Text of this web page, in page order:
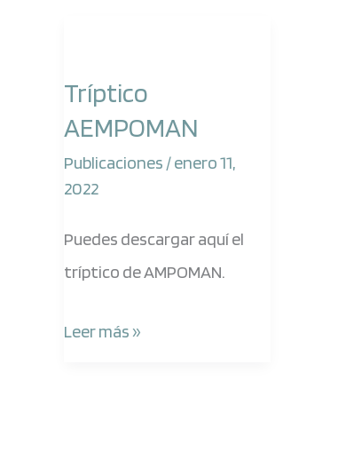
Tríptico
AEMPOMAN
Publicaciones /enero 11,
2022
Puedes descargar aquí el
tríptico de AMPOMAN.
Leer más »